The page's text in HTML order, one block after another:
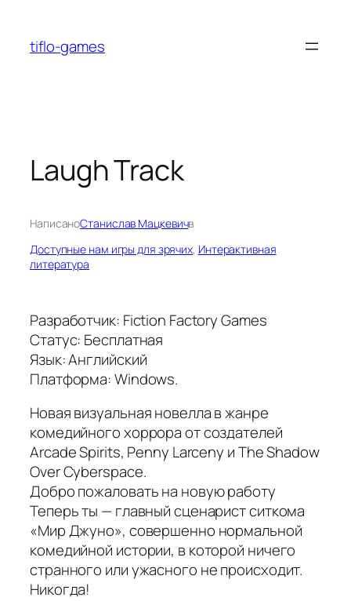
содержимому
tiflo-games
Laugh Track
НаписаноСтанислав Мацкевичв
Доступные нам игры для зрячих, Интерактивная
литература
Разработчик: Fiction Factory Games
Статус: Бесплатная
Язык: Английский
Платформа: Windows.
Новая визуальная новелла в жанре
комедийного хоррора от создателей
Arcade Spirits, Penny Larceny и The Shadow
Over Cyberspace.
Добро пожаловать на новую работу
Теперь ты — главный сценарист ситкома
«Мир Джуно», совершенно нормальной
комедийной истории, в которой ничего
странного или ужасного не происходит.
Никогда!